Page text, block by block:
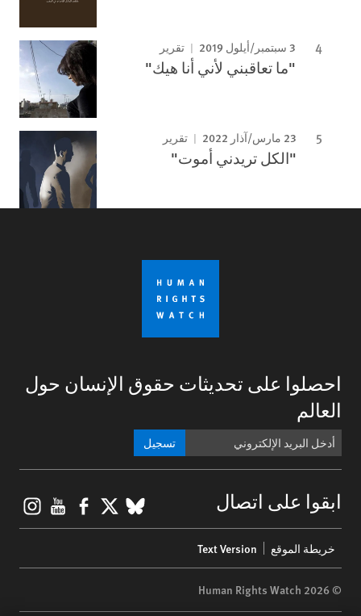
3 سبتمبر/أيلول 2019 تقرير
"ما تعاقبني لأني أنا هيك"
23 مارس/آذار 2022 تقرير
"الكل تريدني أموت"
احصلوا على تحديثات حقوق الإنسان حول
العالم
تسجيل
ابقوا على اتصال BlueSky
X
menu
خريطة الموقع Text Version
© 2026 Human Rights Watch